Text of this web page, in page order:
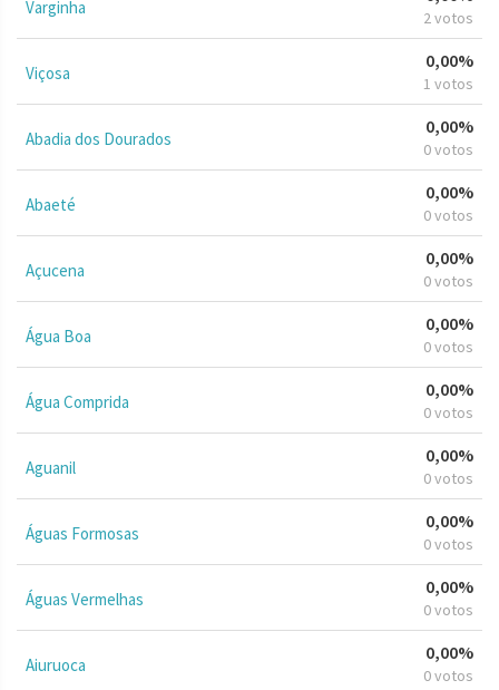
Varginha 2 votos
Viçosa
0,00%
1 votos
Abadia dos Dourados
0,00%
0 votos
Abaeté
0,00%
0 votos
Açucena
0,00%
0 votos
Água Boa
0,00%
0 votos
Água Comprida
0,00%
0 votos
Aguanil
0,00%
0 votos
Águas Formosas
0,00%
0 votos
Águas Vermelhas
0,00%
0 votos
Aiuruoca
0,00%
0 votos